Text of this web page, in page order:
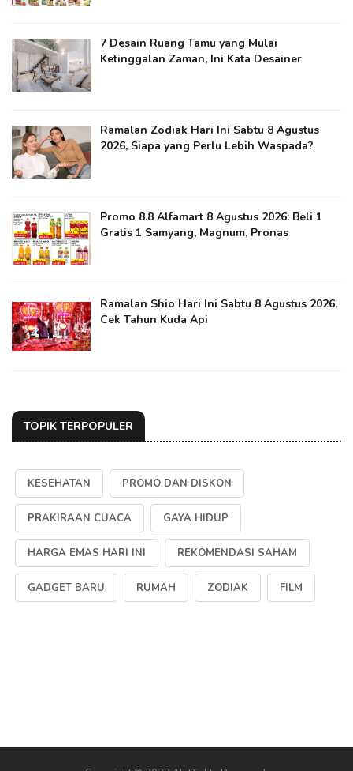
7 Desain Ruang Tamu yang Mulai
Ketinggalan Zaman, Ini Kata Desainer
Ramalan Zodiak Hari Ini Sabtu 8 Agustus
2026, Siapa yang Perlu Lebih Waspada?
Promo 8.8 Alfamart 8 Agustus 2026: Beli 1
Gratis 1 Samyang, Magnum, Pronas
Ramalan Shio Hari Ini Sabtu 8 Agustus 2026,
Cek Tahun Kuda Api
TOPIK TERPOPULER
KESEHATAN PROMO DAN DISKON
PRAKIRAAN CUACA GAYA HIDUP
HARGA EMAS HARI INI REKOMENDASI SAHAM
GADGET BARU RUMAH ZODIAK FILM